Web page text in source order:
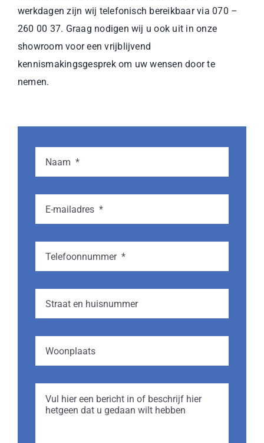
werkdagen zijn wij telefonisch bereikbaar via 070 –
260 00 37. Graag nodigen wij u ook uit in onze
showroom voor een vrijblijvend
kennismakingsgesprek om uw wensen door te
nemen.